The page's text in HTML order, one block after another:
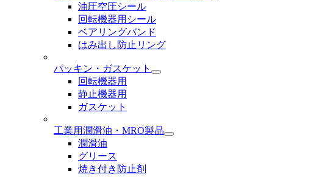
油圧空圧シール
回転機器用シール
ベアリングバンド
はみ出し防止リング
パッキン・ガスケット
回転機器用
静止機器用
ガスケット
工業用潤滑油・MRO製品
潤滑油
グリース
焼き付き防止剤